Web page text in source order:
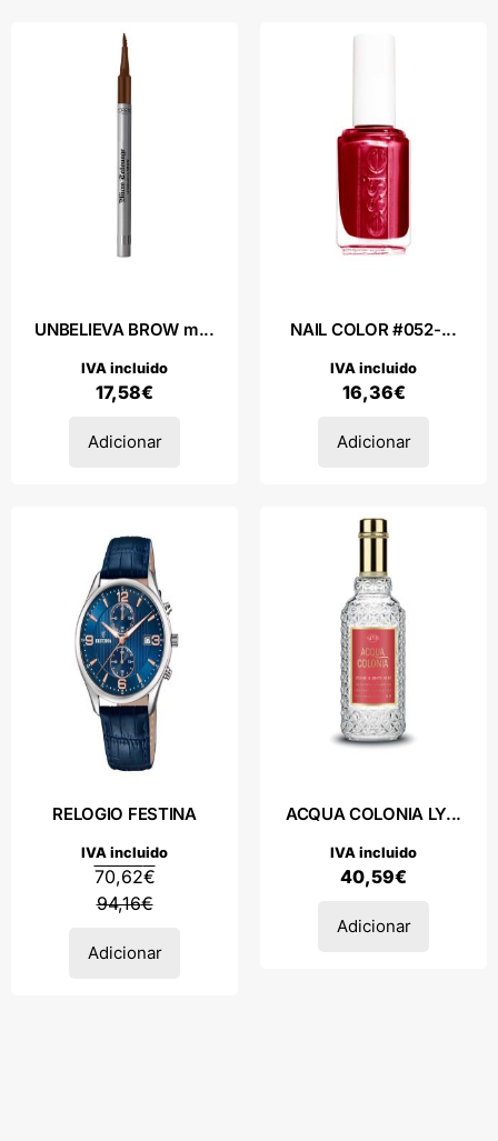
UNBELIEVA BROW m...
17,58€
IVA incluido
Adicionar
NAIL COLOR #052-...
16,36€
IVA incluido
Adicionar
RELOGIO FESTINA
94,16€
70,62€
IVA incluido
Adicionar
ACQUA COLONIA LY...
40,59€
IVA incluido
Adicionar